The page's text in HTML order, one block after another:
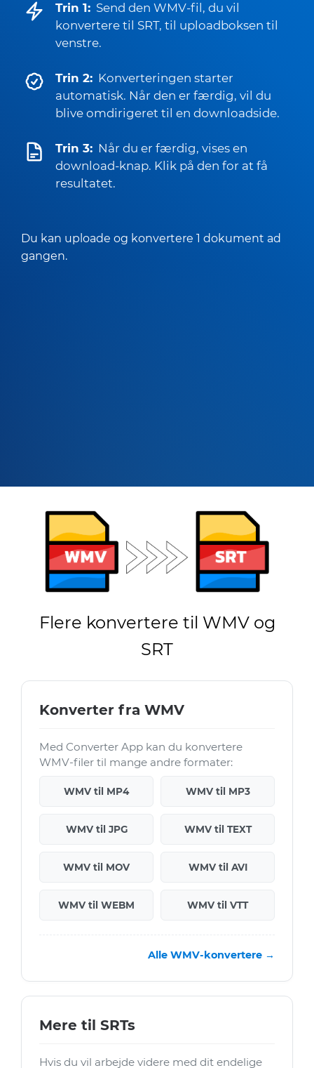
Trin 1: Send den WMV-fil, du vil
konvertere til SRT, til uploadboksen til
venstre.
Trin 2: Konverteringen starter
automatisk. Når den er færdig, vil du
blive omdirigeret til en downloadside.
Trin 3: Når du er færdig, vises en
download-knap. Klik på den for at få
resultatet.
Du kan uploade og konvertere 1 dokument ad
gangen.
Flere konvertere til WMV og
SRT
Konverter fra WMV
Med Converter App kan du konvertere
WMV-filer til mange andre formater:
WMV til MP4 WMV til MP3
WMV til JPG WMV til TEXT
WMV til MOV WMV til AVI
WMV til WEBM WMV til VTT
Alle WMV-konvertere →
Mere til SRTs
Hvis du vil arbejde videre med dit endelige